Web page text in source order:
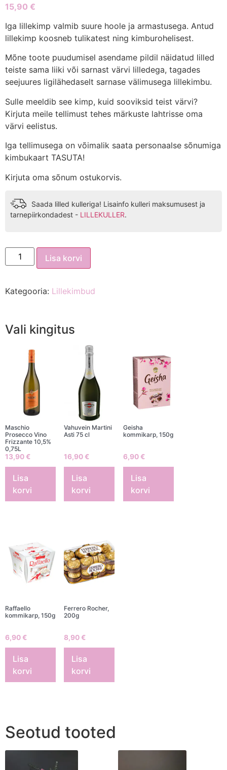
15,90 €
Iga lillekimp valmib suure hoole ja armastusega. Antud
lillekimp koosneb tulikatest ning kimburohelisest.
Mõne toote puudumisel asendame pildil näidatud lilled
teiste sama liiki või sarnast värvi lilledega, tagades
seejuures ligilähedaselt sarnase välimusega lillekimbu.
Sulle meeldib see kimp, kuid sooviksid teist värvi?
Kirjuta meile tellimust tehes märkuste lahtrisse oma
värvi eelistus.
Iga tellimusega on võimalik saata personaalse sõnumiga
kimbukaart TASUTA!
Kirjuta oma sõnum ostukorvis.
Saada lilled kulleriga! Lisainfo kulleri maksumusest ja
tarnepiirkondadest - LILLEKULLER.
Lisa korvi
Kategooria: Lillekimbud
Vali kingitus
Maschio
Prosecco Vino
Frizzante 10,5%
0,75L
13,90€
Lisa
korvi
Vahuvein Martini
Asti 75 cl
16,90€
Lisa
korvi
Geisha
kommikarp, 150g
6,90€
Lisa
korvi
Raffaello
kommikarp, 150g
6,90€
Lisa
korvi
Ferrero Rocher,
200g
8,90€
Lisa
korvi
Seotud tooted